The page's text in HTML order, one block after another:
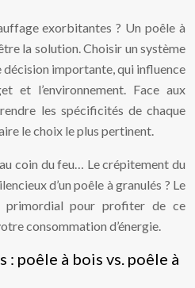
exorbitantes ? Un poêle à
la solution. Choisir un système
décision importante, qui influence
et l’environnement. Face aux
les spécificités de chaque
le choix le plus pertinent.
coin du feu… Le crépitement du
d’un poêle à granulés ? Le
primordial pour profiter de ce
consommation d’énergie.
: poêle à bois vs. poêle à